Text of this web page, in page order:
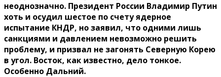
неоднозначно. Президент России Владимир Путин
хоть и осудил шестое по счету ядерное
испытание КНДР, но заявил, что одними лишь
санкциями и давлением невозможно решить
проблему, и призвал не загонять Северную Корею
в угол. Восток, как известно, дело тонкое.
Особенно Дальний.